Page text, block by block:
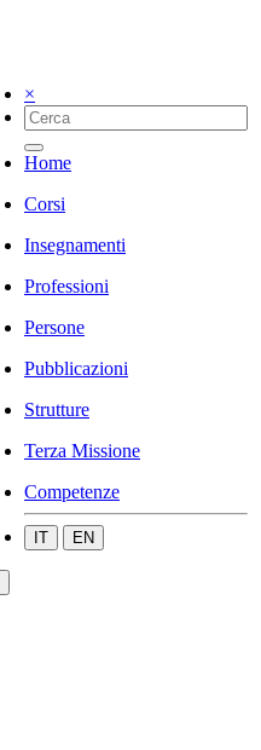
×
Home
Corsi
Insegnamenti
Professioni
Persone
Pubblicazioni
Strutture
Terza Missione
Competenze
IT EN